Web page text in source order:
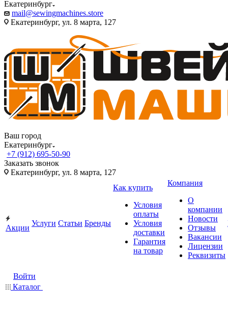
Екатеринбург
mail@sewingmachines.store
Екатеринбург, ул. 8 марта, 127
Ваш город
Екатеринбург
+7 (912) 695-50-90
Заказать звонок
Екатеринбург, ул. 8 марта, 127
Акции
Услуги Статьи Бренды
Как купить
Условия
оплаты
Условия
доставки
Гарантия
на товар
Компания
О
компании
Новости
Отзывы
Вакансии
Лицензии
Реквизиты
Войти
Каталог